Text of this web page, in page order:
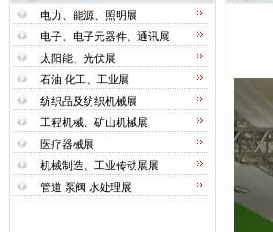
电力、能源、照明展
电子、电子元器件、通讯展
太阳能、光伏展
石油 化工、工业展
纺织品及纺织机械展
工程机械、矿山机械展
医疗器械展
机械制造、工业传动展展
管道 泵阀 水处理展